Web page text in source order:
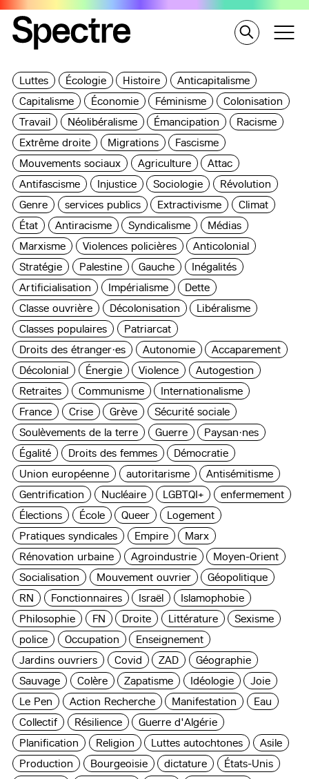
Luttes Écologie Histoire
Anticapitalisme
Capitalisme
Économie Féminisme
Colonisation
Travail
Néolibéralisme Émancipation
Racisme
Extrême droite
Migrations
Fascisme
Mouvements sociaux
Agriculture
Attac
Antifascisme
Injustice Sociologie
Révolution
Genre
services publics Extractivisme
Climat
État
Antiracisme Syndicalisme
Médias
Marxisme
Violences policières
Anticolonial
Stratégie
Palestine Gauche
Inégalités
Artificialisation
Impérialisme
Dette
Classe ouvrière
Décolonisation
Libéralisme
Classes populaires
Patriarcat
Droits des étranger·es
Autonomie
Accaparement
Décolonial
Énergie Violence
Autogestion
Retraites
Communisme
Internationalisme
France
Crise Grève
Sécurité sociale
Soulèvements de la terre
Guerre
Paysan·nes
Égalité
Droits des femmes
Démocratie
Union européenne
autoritarisme
Antisémitisme
Gentrification
Nucléaire LGBTQI+
enfermement
Élections
École Queer
Logement
Pratiques syndicales
Empire
Marx
Rénovation urbaine
Agroindustrie
Moyen-Orient
Socialisation
Mouvement ouvrier
Géopolitique
RN
Fonctionnaires Israël
Islamophobie
Philosophie
FN Droite Littérature
Sexisme
police
Occupation
Enseignement
Jardins ouvriers
Covid ZAD
Géographie
Sauvage
Colère Zapatisme Idéologie
Joie
Le Pen
Action Recherche Manifestation
Eau
Collectif
Résilience
Guerre d'Algérie
Planification
Religion Luttes autochtones
Asile
Production
Bourgeoisie dictature
États-Unis